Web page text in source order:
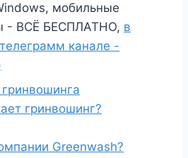
мобильные
- ВСЁ БЕСПЛАТНО, в
канале -
гринвошинг?
Greenwash?